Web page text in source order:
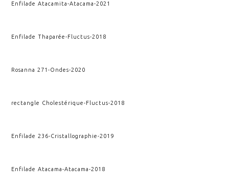
Enfilade Atacamita-Atacama-2021
Enfilade Thaparée-Fluctus-2018
Rosanna 271-Ondes-2020
rectangle Cholestérique-Fluctus-2018
Enfilade 236-Cristallographie-2019
Enfilade Atacama-Atacama-2018